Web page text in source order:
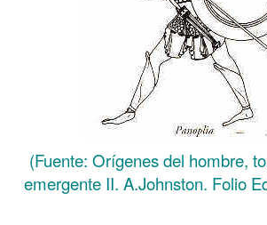
(Fuente: Orígenes del hombre,
emergente II. A.Johnston. Folio